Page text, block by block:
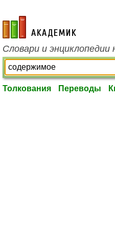
academic.ru
Словари и энциклопедии
Толкования Переводы